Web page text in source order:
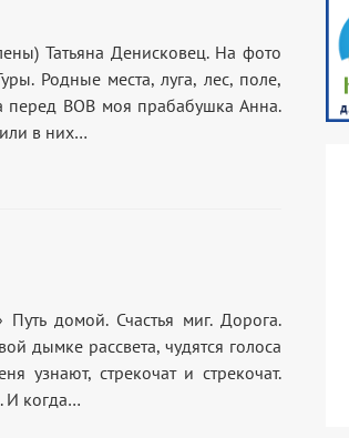
Татьяна Денисковец. На фото
Родные места, луга, лес, поле,
ВОВ моя прабабушка Анна.
в них…
домой. Счастья миг. Дорога.
дымке рассвета, чудятся голоса
узнают, стрекочат и стрекочат.
И когда…